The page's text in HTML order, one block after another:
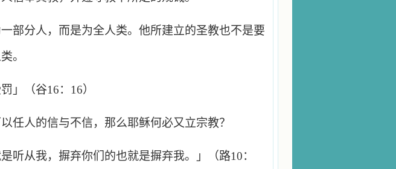
部分人，而是为全人类。他所建立的圣教也不是要
。
」（谷16：16）
任人的信与不信，那么耶稣何必又立宗教？
听从我，摒弃你们的也就是摒弃我。」（路10：